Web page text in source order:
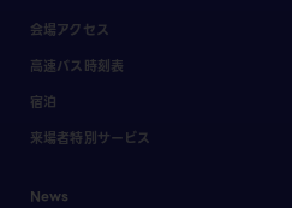
会場アクセス
高速バス時刻表
宿泊
来場者特別サービス
News